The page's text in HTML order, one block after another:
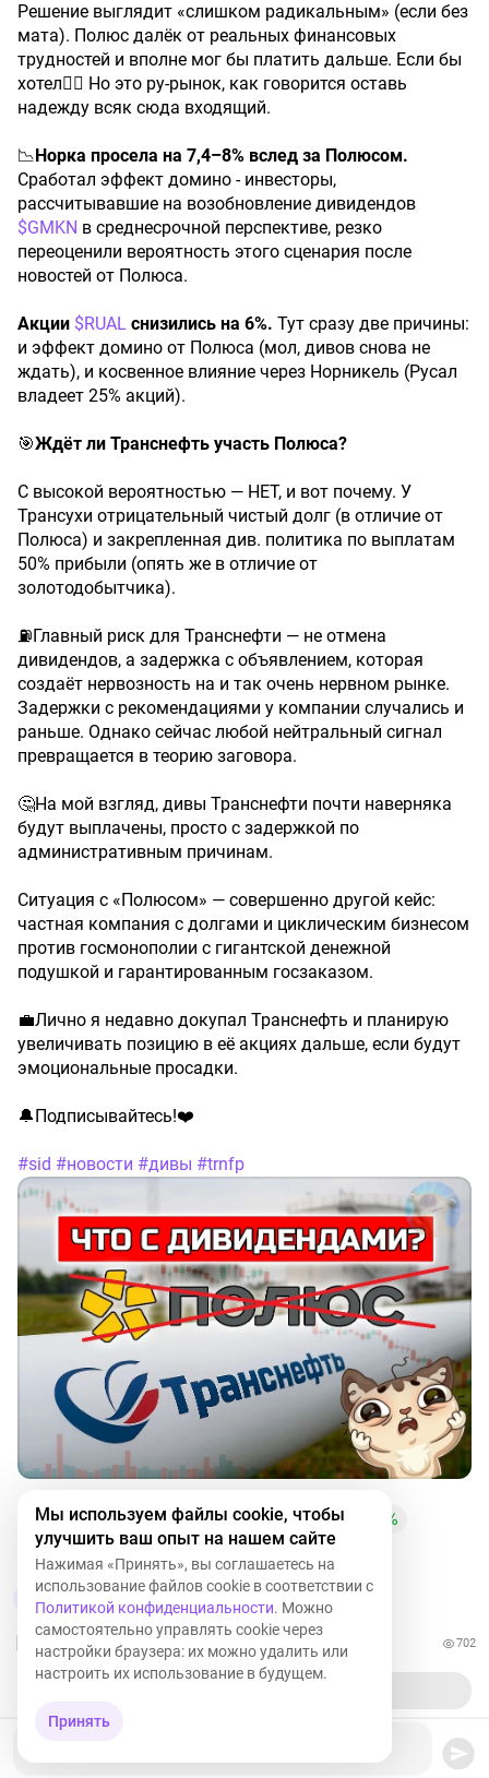
Решение выглядит «слишком радикальным» (если без
мата). Полюс далёк от реальных финансовых
трудностей и вполне мог бы платить дальше. Если бы
хотел🤷‍♂️ Но это ру-рынок, как говорится оставь
надежду всяк сюда входящий.
📉Норка просела на 7,4–8% вслед за Полюсом.
Сработал эффект домино - инвесторы,
рассчитывавшие на возобновление дивидендов
$GMKN в среднесрочной перспективе, резко
переоценили вероятность этого сценария после
новостей от Полюса.
Акции $RUAL снизились на 6%. Тут сразу две причины:
и эффект домино от Полюса (мол, дивов снова не
ждать), и косвенное влияние через Норникель (Русал
владеет 25% акций).
🎯Ждёт ли Транснефть участь Полюса?
С высокой вероятностью — НЕТ, и вот почему. У
Трансухи отрицательный чистый долг (в отличие от
Полюса) и закрепленная див. политика по выплатам
50% прибыли (опять же в отличие от
золотодобытчика).
⛽️Главный риск для Транснефти — не отмена
дивидендов, а задержка с объявлением, которая
создаёт нервозность на и так очень нервном рынке.
Задержки с рекомендациями у компании случались и
раньше. Однако сейчас любой нейтральный сигнал
превращается в теорию заговора.
🤔На мой взгляд, дивы Транснефти почти наверняка
будут выплачены, просто с задержкой по
административным причинам.
Ситуация с «Полюсом» — совершенно другой кейс:
частная компания с долгами и циклическим бизнесом
против госмонополии с гигантской денежной
подушкой и гарантированным госзаказом.
💼Лично я недавно докупал Транснефть и планирую
увеличивать позицию в её акциях дальше, если будут
эмоциональные просадки.
🔔Подписывайтесь!❤️
#sid #новости #дивы #trnfp
RUAL+2,97% GMKN+2,22% PLZL+1,27%
IMOEX-0,20% TRNFP +1,13%
702
Мы используем файлы cookie, чтобы
улучшить ваш опыт на нашем сайте
Нажимая «Принять», вы соглашаетесь на
использование файлов cookie в соответствии с
Политикой конфиденциальности. Можно
самостоятельно управлять cookie через
настройки браузера: их можно удалить или
настроить их использование в будущем.
Принять